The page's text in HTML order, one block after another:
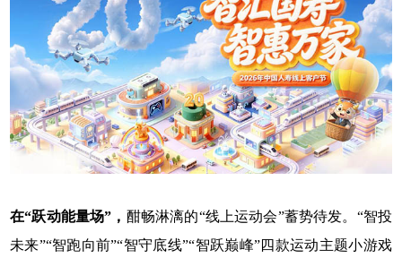
在“跃动能量场”， 酣畅淋漓的“线上运动会”蓄势待发。“智投
未来”“智跑向前”“智守底线”“智跃巅峰”四款运动主题小游戏